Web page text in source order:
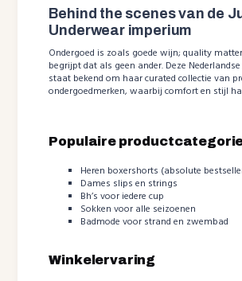
Behind the scenes van de
Underwear imperium
Ondergoed is zoals goede wijn; quality
begrijpt dat als geen ander. Deze
staat bekend om haar curated collectie van
ondergoedmerken, waarbij comfort en stijl
Populaire
Heren boxershorts (absolute
Dames slips en strings
Bh’s voor iedere cup
Sokken voor alle seizoenen
Badmode voor strand en zwembad
Winkelervaring